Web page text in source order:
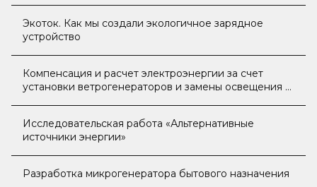
Экоток. Как мы создали экологичное зарядное
устройство
Компенсация и расчет электроэнергии за счет
установки ветрогенераторов и замены освещения в
Исследовательская работа «Альтернативные
источники энергии»
Разработка микрогенератора бытового назначения